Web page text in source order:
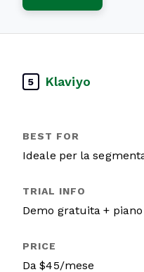
5 Klaviyo
Ideale per la
Demo gratuita +
Da $45/mese